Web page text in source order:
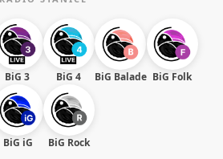
BiG 3 BiG 4 BiG Balade BiG Folk
BiG iG BiG Rock